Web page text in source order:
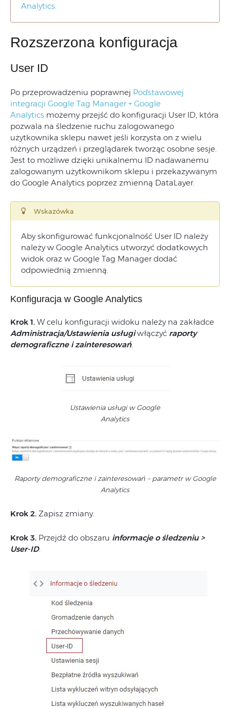
Analytics.
Rozszerzona konfiguracja
User ID
Po przeprowadzeniu poprawnej Podstawowej
integracji Google Tag Manager + Google
Analytics możemy przejść do konfiguracji User ID, która
pozwala na śledzenie ruchu zalogowanego
użytkownika sklepu nawet jeśli korzysta on z wielu
różnych urządzeń i przeglądarek tworząc osobne sesje.
Jest to możliwe dzięki unikalnemu ID nadawanemu
zalogowanym użytkownikom sklepu i przekazywanym
do Google Analytics poprzez zmienną DataLayer.
Wskazówka
Aby skonfigurować funkcjonalność User ID należy
należy w Google Analytics utworzyć dodatkowych
widok oraz w Google Tag Manager dodać
odpowiednią zmienną.
Konfiguracja w Google Analytics
Krok 1. W celu konfiguracji widoku należy na zakładce
Administracja/Ustawienia usługiwłączyć raporty
demograficzne i zainteresowań.
Ustawienia usługi w Google
Analytics
Raporty demograficzne i zainteresowań – parametr w Google
Analytics
Krok 2. Zapisz zmiany.
Krok 3. Przejdź do obszaru informacje o śledzeniu >
User-ID.